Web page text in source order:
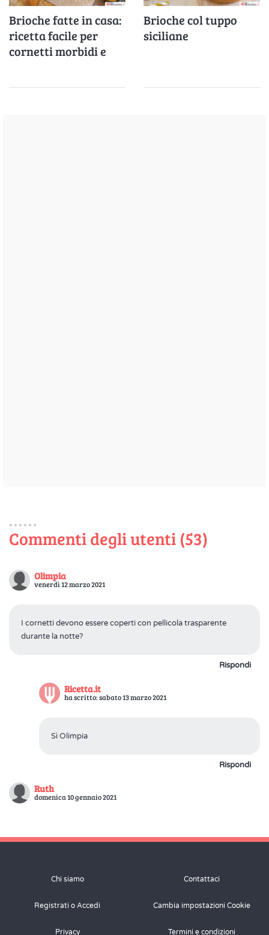
Brioche fatte in casa:
ricetta facile per
cornetti morbidi e
Brioche col tuppo
siciliane
Commenti degli utenti (53)
Olimpia
venerdì 12 marzo 2021
I cornetti devono essere coperti con pellicola trasparente
durante la notte?
Rispondi
Ricetta.it
ha scritto: sabato 13 marzo 2021
Sì Olimpia
Rispondi
Ruth
domenica 10 gennaio 2021
Ciao sono Ruth, veramente mi sono venuti bene, grazie per la
Ricetta.it
ha scritto: domenica 10 gennaio 2021
Chi siamo Contattaci
Registrati o Accedi Cambia impostazioni Cookie
Privacy Termini e condizioni